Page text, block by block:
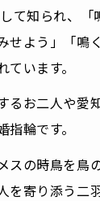
て知られ、「
せよう」「鳴
います。
るお二人や愛
輪です。
スの時鳥を鳥
を寄り添う二